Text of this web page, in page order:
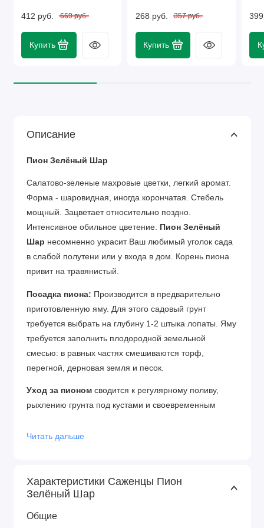
412 руб. 669 руб.
Купить
268 руб. 357 руб.
Купить
Описание
Пион Зелёный Шар
Салатово-зеленые махровые цветки, легкий аромат.
Форма - шаровидная, иногда корончатая. Стебель
мощный. Зацветает относительно поздно.
Интенсивное обильное цветение. Пион Зелёный
Шар несомненно украсит Ваш любимый уголок сада
в слабой полутени или у входа в дом. Корень пиона
привит на травянистый.
Посадка пиона: Производится в предварительно
приготовленную яму. Для этого садовый грунт
требуется выбрать на глубину 1-2 штыка лопаты. Яму
требуется заполнить плодородной земельной
смесью: в равных частях смешиваются торф,
перегной, дерновая земля и песок.
Уход за пионом сводится к регулярному поливу,
рыхлению грунта под кустами и своевременным
Почва для посадки:
слабокислой реакции почвенного раствора (рН 5,5–
6,5). Поэтому на тяжелых почвах одновременно с
внесением большого количества органических
Читать дальше
Характеристики Саженцы Пион
Зелёный Шар
Общие